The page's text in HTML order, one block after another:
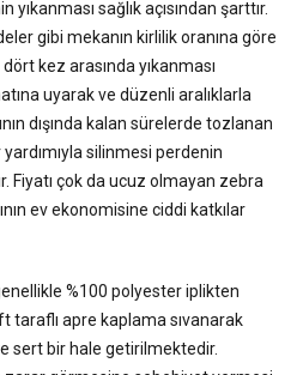
sağlık açısından şarttır.
gibi mekanın kirlilik oranına göre
kez arasında yıkanması
uyarak ve düzenli aralıklarla
dışında kalan sürelerde tozlanan
silinmesi perdenin
Fiyatı çok da ucuz olmayan zebra
ev ekonomisine ciddi katkılar
%100 polyester iplikten
taraflı apre kaplama sıvanarak
sert bir hale getirilmektedir.